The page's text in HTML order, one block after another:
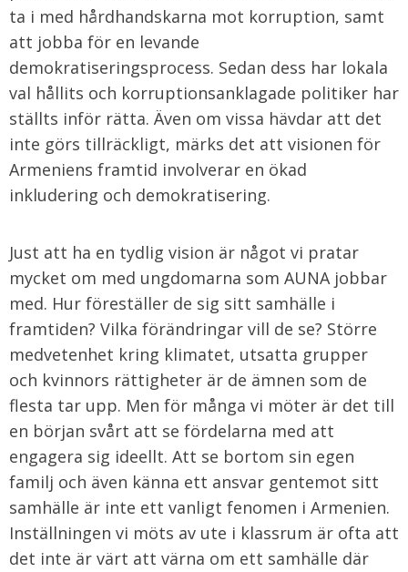
ta i med hårdhandskarna mot korruption, samt
att jobba för en levande
demokratiseringsprocess. Sedan dess har lokala
val hållits och korruptionsanklagade politiker har
ställts inför rätta. Även om vissa hävdar att det
inte görs tillräckligt, märks det att visionen för
Armeniens framtid involverar en ökad
inkludering och demokratisering.
Just att ha en tydlig vision är något vi pratar
mycket om med ungdomarna som AUNA jobbar
med. Hur föreställer de sig sitt samhälle i
framtiden? Vilka förändringar vill de se? Större
medvetenhet kring klimatet, utsatta grupper
och kvinnors rättigheter är de ämnen som de
flesta tar upp. Men för många vi möter är det till
en början svårt att se fördelarna med att
engagera sig ideellt. Att se bortom sin egen
familj och även känna ett ansvar gentemot sitt
samhälle är inte ett vanligt fenomen i Armenien.
Inställningen vi möts av ute i klassrum är ofta att
det inte är värt att värna om ett samhälle där